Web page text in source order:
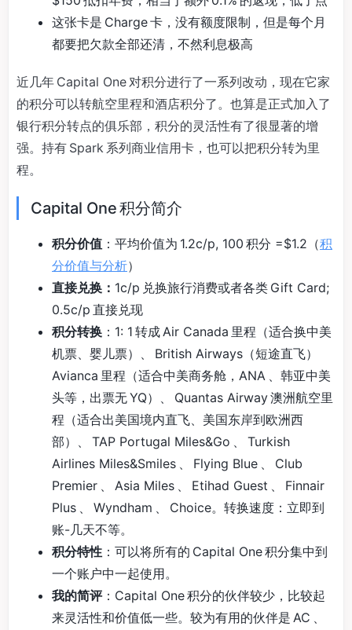
这张卡是 Charge 卡，没有额度限制，但是每个月
都要把欠款全部还清，不然利息极高
近几年 Capital One 对积分进行了一系列改动，现在它家
的积分可以转航空里程和酒店积分了。也算是正式加入了
银行积分转点的俱乐部，积分的灵活性有了很显著的增
强。持有 Spark 系列商业信用卡，也可以把积分转为里
程。
Capital One 积分简介
积分价值 ：平均价值为 1.2c/p, 100 积分 =$1.2（积
分价值与分析）
直接兑换： 1c/p 兑换旅行消费或者各类 Gift Card;
0.5c/p 直接兑现
积分转换 ：1: 1 转成 Air Canada 里程（适合换中美
机票、婴儿票）、 British Airways（短途直飞）
Avianca 里程（适合中美商务舱，ANA 、韩亚中美
头等，出票无 YQ）、 Quantas Airway 澳洲航空里
程（适合出美国境内直飞、美国东岸到欧洲西
部）、 TAP Portugal Miles&Go 、 Turkish
Airlines Miles&Smiles 、 Flying Blue 、 Club
Premier 、 Asia Miles 、 Etihad Guest 、 Finnair
Plus 、 Wyndham 、 Choice。转换速度：立即到
账-几天不等。
积分特性 ：可以将所有的 Capital One 积分集中到
一个账户中一起使用。
我的简评：Capital One 积分的伙伴较少，比较起
来灵活性和价值低一些。较为有用的伙伴是 AC 、